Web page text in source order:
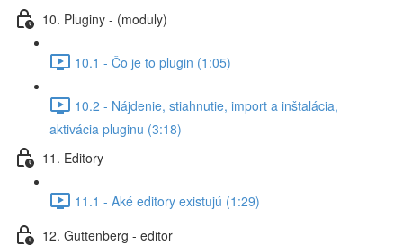
10. Pluginy - (moduly)
10.1 - Čo je to plugin (1:05)
10.2 - Nájdenie, stiahnutie, import a inštalácia,
aktivácia pluginu (3:18)
11. Editory
11.1 - Aké editory existujú (1:29)
12. Guttenberg - editor